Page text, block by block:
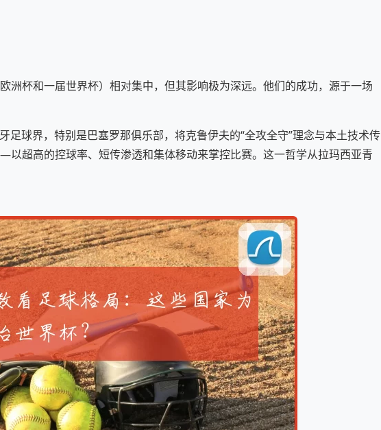
洲杯和一届世界杯）相对集中，但其影响极为深远。他们的成功，源于一场
足球界，特别是巴塞罗那俱乐部，将克鲁伊夫的“全攻全守”理念与本土技术传
超高的控球率、短传渗透和集体移动来掌控比赛。这一哲学从拉玛西亚青